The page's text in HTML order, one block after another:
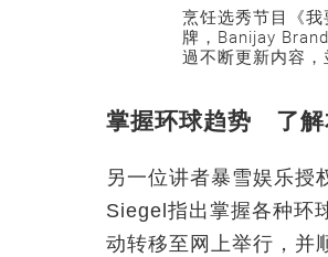
烹饪选秀节目《
牌，Banijay
過不断更新内容，
掌握环球趋势 了解
另一位讲者暴雪娱乐授
Siegel指出掌握各种环
动转移至网上举行，并